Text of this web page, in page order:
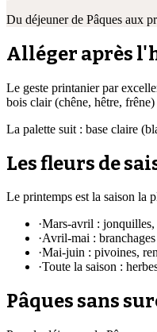
Du déjeuner de Pâques aux
Alléger après
Le geste printanier par
bois clair (chêne, hêtre,
La palette suit : base claire
Les fleurs de
Le printemps est la saison la
·Mars-avril : jonquilles,
·Avril-mai :
·Mai-juin : pivoines,
·Toute la saison :
Pâques sans